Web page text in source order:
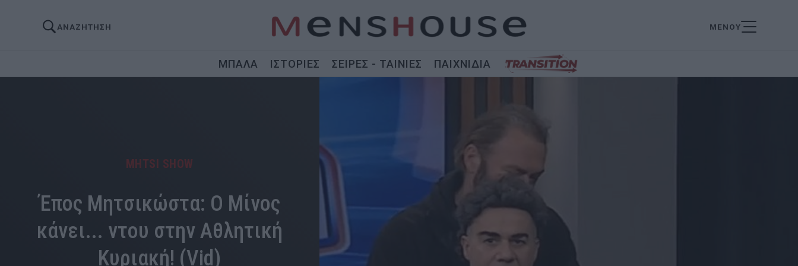
ΑΝΑΖΗΤΗΣΗ ΜΕΝΟΥ
ΜΠΑΛΑ ΙΣΤΟΡΙΕΣ ΣΕΙΡΕΣ - ΤΑΙΝΙΕΣ ΠΑΙΧΝΙΔΙΑ
MHTSI SHOW
Έπος Μητσικώστα: Ο Μίνος
κάνει... ντου στην Αθλητική
Κυριακή! (Vid)